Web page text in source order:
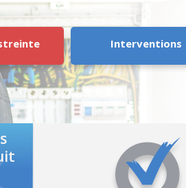
Interventions